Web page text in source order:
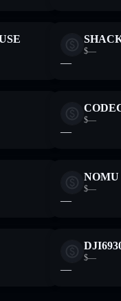
$—
—
$—
—
NOMU
$—
—
$—
—